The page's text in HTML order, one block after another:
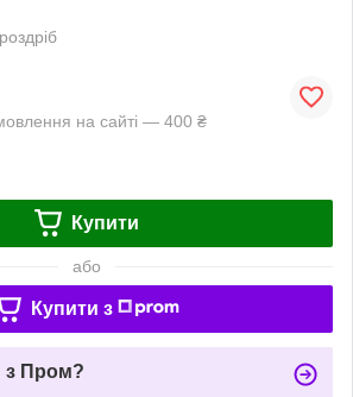
на сайті — 400 ₴
Купити
або
Купити з
з Пром?